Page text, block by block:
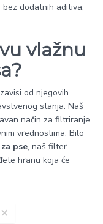
dodatnih aditiva,
vlažnu
od njegovih
stanja. Naš
način za filtriranje
vrednostima. Bilo
pse, naš filter
hranu koja će
×